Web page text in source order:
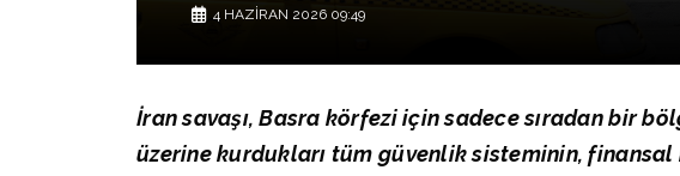
4 HAZIRAN 2026 09:49
İran savaşı, Basra körfezi için sadece sıradan bir
üzerine kurdukları tüm güvenlik sisteminin,